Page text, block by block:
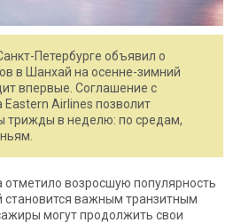
Петербурге объявил о
в Шанхай на осенне-зимний
впервые. Соглашение с
Airlines позволит
трижды в неделю: по средам,
отметило возросшую популярность
становится важным транзитным
могут продолжить свои